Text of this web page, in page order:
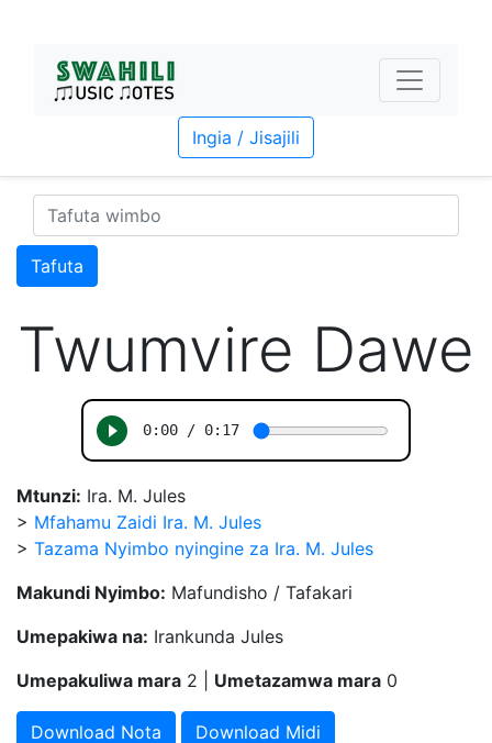
Ingia / Jisajili
Tafuta
Twumvire Dawe
Mtunzi: Ira. M. Jules
> Mfahamu Zaidi Ira. M. Jules
> Tazama Nyimbo nyingine za Ira. M. Jules
Makundi Nyimbo: Mafundisho / Tafakari
Umepakiwa na: Irankunda Jules
Umepakuliwa mara 2 | Umetazamwa mara 0
Download Nota
Download Midi